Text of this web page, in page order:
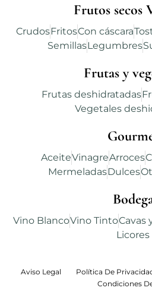
Frutos secos
CrudosFritosCon cáscara
SemillasLegumbres
Frutas y
Frutas deshidratadas
Vegetales
AceiteVinagreArroces
MermeladasDulces
Vino BlancoVino TintoCavas
Licores
Aviso Legal Política De
Condiciones